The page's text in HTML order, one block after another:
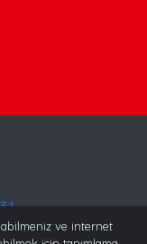
ve internet